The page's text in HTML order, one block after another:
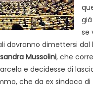
se
dovranno dimettersi
Mussolini, che
e decidesse di
che da ex sindaco